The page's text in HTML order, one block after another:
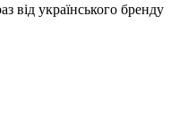
від українського бренду